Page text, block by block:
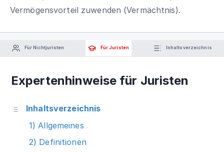
Vermögensvorteil zuwenden (Vermächtnis).
Für Nichtjuristen Für Juristen Inhaltsverzeichnis
Expertenhinweise für Juristen
Inhaltsverzeichnis
1) Allgemeines
2) Definitionen